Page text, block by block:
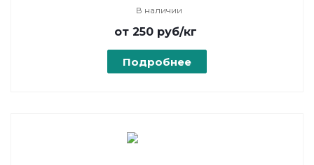
В наличии
от 250 руб/кг
Подробнее